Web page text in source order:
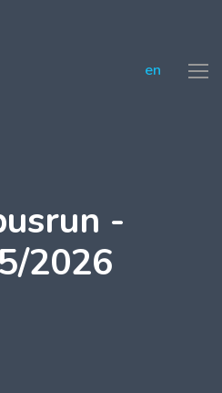
en
-
2026